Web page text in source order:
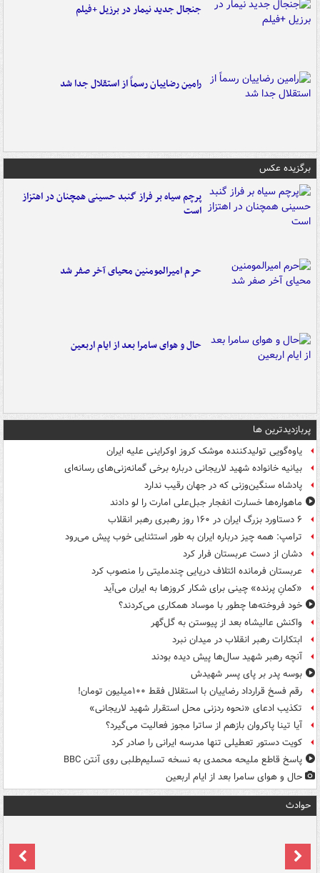
جنجال جدید نیمار در برزیل +فیلم
رامین رضاییان رسماً از استقلال جدا شد
برگزیده عکس
پرچم سیاه بر فراز گنبد حسینی همچنان در اهتزاز
است
حرم امیرالمومنین محیای آخر صفر شد
حال و هوای سامرا بعد از ایام اربعین
پربازدیدترین ها
یاوه‌گویی تولیدکننده موشک کروز اوکراینی علیه ایران
بیانیه خانواده شهید لاریجانی درباره برخی گمانه‌زنی‌های رسانه‌ای
پادشاه سنگین‌وزنی که در جهان رقیب ندارد
ماهواره‌ها خسارت انفجار جبل‌علی امارت را لو دادند
۶ دستاورد بزرگ ایران در ۱۶۰ روز رهبری رهبر انقلاب
ترامپ: همه چیز درباره ایران به طور استثنایی خوب پیش می‌رود
دشان از دست عربستان فرار کرد
عربستان فرمانده ائتلاف دریایی چندملیتی را منصوب کرد
«کمانِ پرنده» چینی برای شکار کروزها به ایران می‌آید
خود فروخته‌ها چطور با موساد همکاری می‌کردند؟
واکنش عالیشاه بعد از پیوستن به گل‌گهر
ابتکارات رهبر انقلاب در میدان نبرد
آنچه رهبر شهید سال‌ها پیش دیده بودند
بوسه‌ پدر بر پای پسر شهیدش
رقم فسخ قرارداد رضاییان با استقلال فقط ۱۰۰میلیون تومان!
تکذیب ادعای «نحوه ردزنی محل استقرار شهید لاریجانی»
آیا تینا پاکروان بازهم از ساترا مجوز فعالیت می‌گیرد؟
کویت دستور تعطیلی تنها مدرسه ایرانی را صادر کرد
پاسخ قاطع ملیحه محمدی به نسخه تسلیم‌طلبی روی آنتن BBC
حال و هوای سامرا بعد از ایام اربعین
حوادث